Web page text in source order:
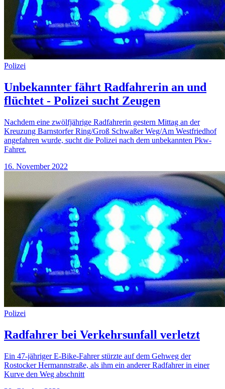
Polizei
Unbekannter fährt Radfahrerin an und
flüchtet - Polizei sucht Zeugen
Nachdem eine zwölfjährige Radfahrerin gestern Mittag an der
Kreuzung Barnstorfer Ring/Groß Schwaßer Weg/Am Westfriedhof
angefahren wurde, sucht die Polizei nach dem unbekannten Pkw-
Fahrer.
16. November 2022
Polizei
Radfahrer bei Verkehrsunfall verletzt
Ein 47-jähriger E-Bike-Fahrer stürzte auf dem Gehweg der
Rostocker Hermannstraße, als ihm ein anderer Radfahrer in einer
Kurve den Weg abschnitt